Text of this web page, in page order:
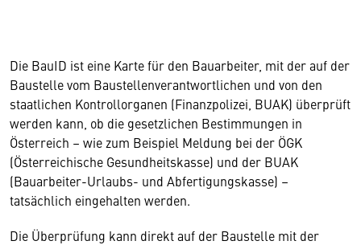
Die BauID ist eine Karte für den Bauarbeiter, mit der auf der
Baustelle vom Baustellenverantwortlichen und von den
staatlichen Kontrollorganen (Finanzpolizei, BUAK) überprüft
werden kann, ob die gesetzlichen Bestimmungen in
Österreich – wie zum Beispiel Meldung bei der ÖGK
(Österreichische Gesundheitskasse) und der BUAK
(Bauarbeiter-Urlaubs- und Abfertigungskasse) –
tatsächlich eingehalten werden.
Die Überprüfung kann direkt auf der Baustelle mit der